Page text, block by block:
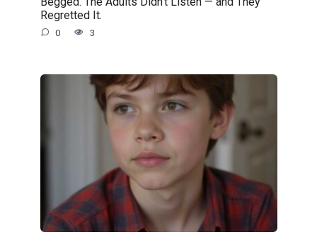
Regretted It.
0 3